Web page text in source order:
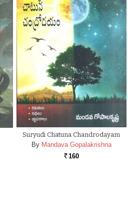
Suryudi Chatuna Chandrodayam
By Mandava Gopalakrishna
Rs. 160